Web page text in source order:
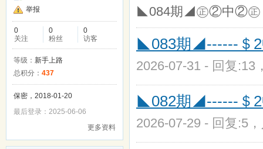
举报
0
关注
0
粉丝
0
访客
等级： 新手上路
总积分： 437
保密，2018-01-20
最后登录：2025-06-06
更多资料
◣084期◢㊣②中②㊣
◣083期◢------＄2
2026-07-31 - 回复:13
◣082期◢------＄2
2026-07-29 - 回复:5